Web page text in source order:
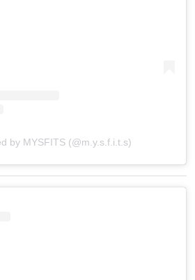
by MYSFITS (@m.y.s.f.i.t.s)